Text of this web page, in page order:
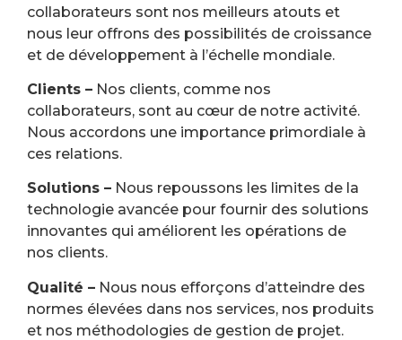
collaborateurs sont nos meilleurs atouts et
nous leur offrons des possibilités de croissance
et de développement à l’échelle mondiale.
Clients – Nos clients, comme nos
collaborateurs, sont au cœur de notre activité.
Nous accordons une importance primordiale à
ces relations.
Solutions – Nous repoussons les limites de la
technologie avancée pour fournir des solutions
innovantes qui améliorent les opérations de
nos clients.
Qualité – Nous nous efforçons d’atteindre des
normes élevées dans nos services, nos produits
et nos méthodologies de gestion de projet.